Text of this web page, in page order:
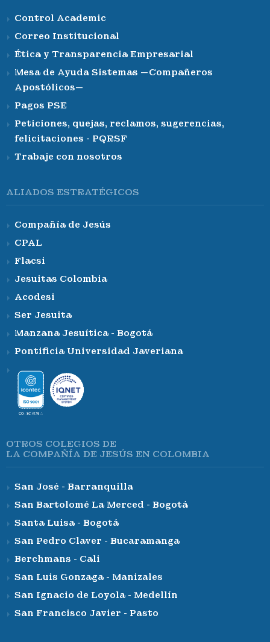
Control Academic
Correo Institucional
Ética y Transparencia Empresarial
Mesa de Ayuda Sistemas —Compañeros
Apostólicos—
Pagos PSE
Peticiones, quejas, reclamos, sugerencias,
felicitaciones - PQRSF
Trabaje con nosotros
ALIADOS ESTRATÉGICOS
Compañía de Jesús
CPAL
Flacsi
Jesuitas Colombia
Acodesi
Ser Jesuita
Manzana Jesuítica - Bogotá
Pontificia Universidad Javeriana
OTROS COLEGIOS DE
LA COMPAÑÍA DE JESÚS EN COLOMBIA
San José - Barranquilla
San Bartolomé La Merced - Bogotá
Santa Luisa - Bogotá
San Pedro Claver - Bucaramanga
Berchmans - Cali
San Luis Gonzaga - Manizales
San Ignacio de Loyola - Medellín
San Francisco Javier - Pasto